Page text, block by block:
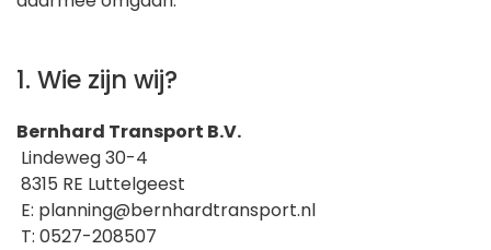
1. Wie zijn wij?
Bernhard Transport B.V.
Lindeweg 30-4
8315 RE Luttelgeest
E: planning@bernhardtransport.nl
T: 0527-208507